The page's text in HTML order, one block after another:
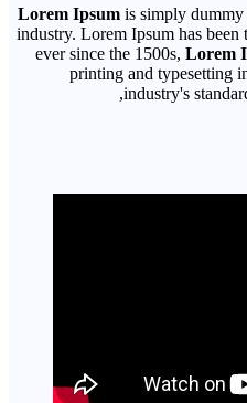
Lorem Ipsum is simply
industry. Lorem Ipsum has
ever since the 1500s, Lorem
printing and typesetting
industry's